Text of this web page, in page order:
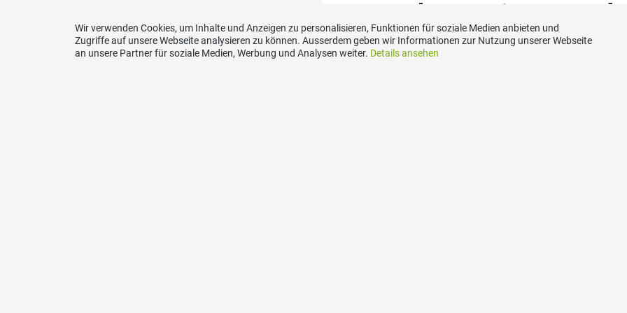
Dezembersession 2025
(Sessionsrückblick)
Wir verwenden Cookies, um Inhalte und Anzeigen zu personalisieren, Funktionen für soziale Medien anbieten und
Zugriffe auf unsere Webseite analysieren zu können. Ausserdem geben wir Informationen zur Nutzung unserer Webseite
an unsere Partner für soziale Medien, Werbung und Analysen weiter. Details ansehen